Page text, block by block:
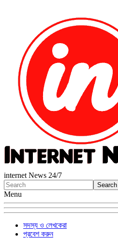
internet News 24/7
Menu
সদস্য ও লেখকেরা
প্রবেশ করুন